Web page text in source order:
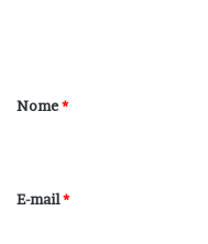
r
*
Nome*
E-mail*